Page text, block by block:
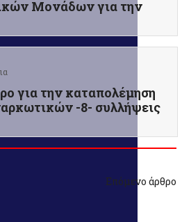
Μονάδων για την
για την καταπολέμηση
-8- συλλήψεις
Επόμενο άρθρο